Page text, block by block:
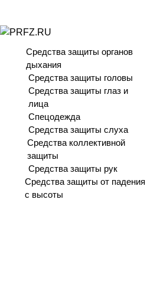
Средства защиты органов
дыхания
Средства защиты головы
Средства защиты глаз и
лица
Спецодежда
Средства защиты слуха
Средства коллективной
защиты
Средства защиты рук
Средства защиты от падения
с высоты